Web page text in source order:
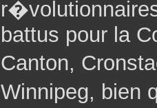
battus pour la
Canton,
Winnipeg, bien